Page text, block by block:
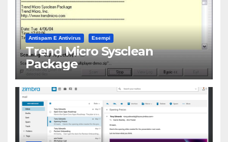
Antispam E Antivirus Esempi
Trend Micro Sysclean
Package